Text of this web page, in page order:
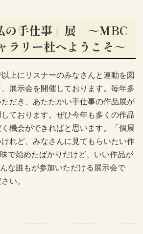
の手仕事」展 ～MBC
ラリー杜へようこそ～
上にリスナーのみなさんと連動を図
展示会を開催しております。毎年多
だき、あたたかい手仕事の作品展が
ております。ぜひ今年も多くの作品
機会ができればと思います。「個展
れど、みなさんに見てもらいたい作
で始めたばかりだけど、いい作品が
な誰もが参加いただける展示会で
い。